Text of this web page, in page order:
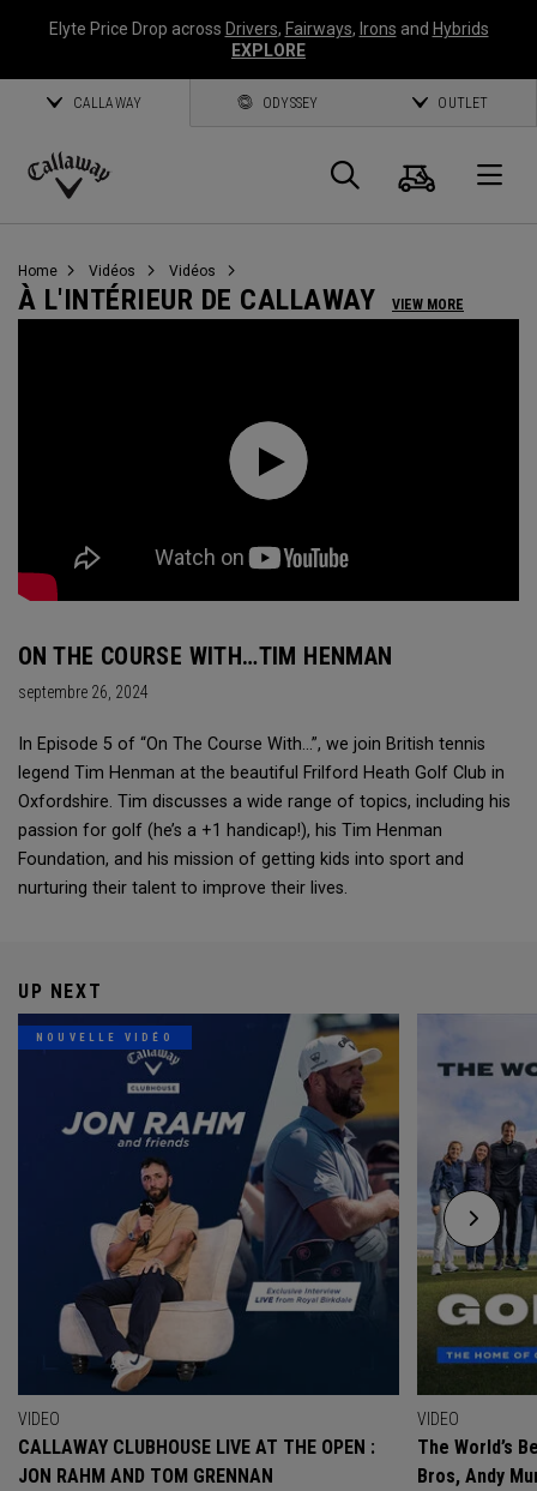
Elyte Price Drop across Drivers, Fairways, Irons and Hybrids
EXPLORE
CALLAWAY ODYSSEY OUTLET
Callaway
Panier
Home Vidéos Vidéos
À L'INTÉRIEUR DE CALLAWAY VIEW MORE
ON THE COURSE WITH…TIM HENMAN
septembre 26, 2024
In Episode 5 of “On The Course With...”, we join British tennis
legend Tim Henman at the beautiful Frilford Heath Golf Club in
Oxfordshire. Tim discusses a wide range of topics, including his
passion for golf (he’s a +1 handicap!), his Tim Henman
Foundation, and his mission of getting kids into sport and
nurturing their talent to improve their lives.
UP NEXT
NOUVELLE VIDÉO
VIDEO
CALLAWAY CLUBHOUSE LIVE AT THE OPEN :
JON RAHM AND TOM GRENNAN
VIDEO
The World’s
Bros, Andy